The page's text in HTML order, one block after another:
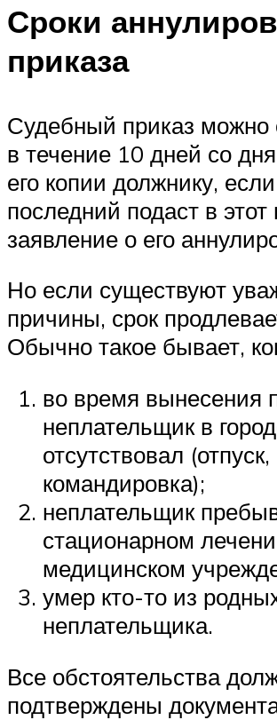
Сроки
приказа
Судебный приказ можно
в течение 10 дней со
его копии должнику, если
последний подаст в этот
заявление о его
Но если существуют
причины, срок
Обычно такое бывает,
во время вынесения
неплательщик в
отсутствовал (отпуск,
командировка);
неплательщик
стационарном
медицинском
умер кто-то из
неплательщика.
Все обстоятельства
подтверждены